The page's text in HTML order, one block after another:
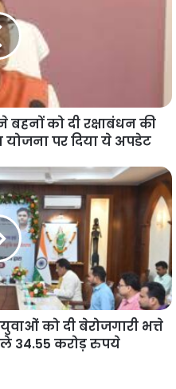
बहनों को दी रक्षाबंधन की
योजना पर दिया ये अपडेट
को दी बेरोजगारी भत्ते
34.55 करोड़ रुपये